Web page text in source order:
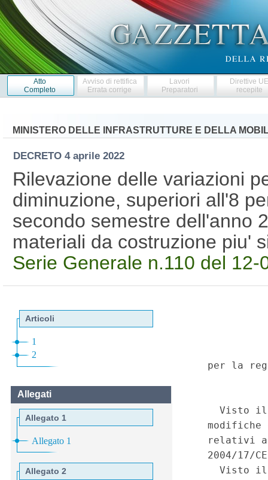
Atto
Completo
Avviso di rettifica
Errata corrige
Lavori
Preparatori
Direttive
recepite
MINISTERO DELLE INFRASTRUTTURE E DELLA
DECRETO 4 aprile 2022
Rilevazione delle variazioni
diminuzione, superiori all'8
secondo semestre dell'anno
materiali da costruzione piu'
Serie Generale n.110 del 12-